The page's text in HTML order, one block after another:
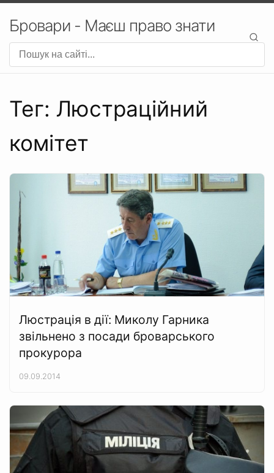
Бровари - Маєш право знати
Тег: Люстраційний
комітет
Люстрація в дії: Миколу Гарника
звільнено з посади броварського
прокурора
09.09.2014